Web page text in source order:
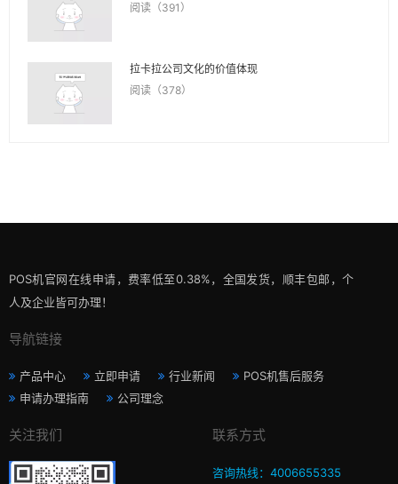
阅读（391）
拉卡拉公司文化的价值体现
阅读（378）
POS机官网在线申请，费率低至0.38%，全国发货，顺丰包邮，个
人及企业皆可办理！
导航链接
产品中心 立即申请 行业新闻
POS机售后服务
申请办理指南
公司理念
关注我们 联系方式
咨询热线：4006655335